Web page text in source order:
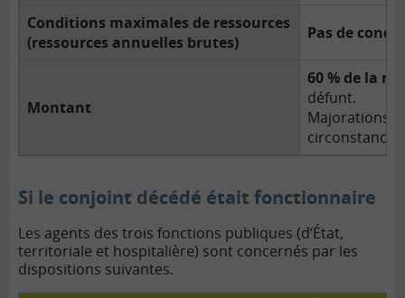
Conditions maximales de ressources
(ressources annuelles brutes)
Pas de
Montant
60 % de la
défunt.
Majorations
circonstances.
Si le conjoint décédé était fonctionnaire
Les agents des trois fonctions publiques (d’État,
territoriale et hospitalière) sont concernés par les
dispositions suivantes.